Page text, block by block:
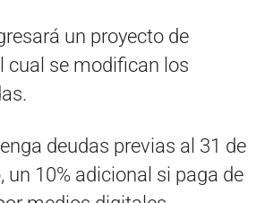
un proyecto de
cual se modifican los
deudas previas al 31 de
un 10% adicional si paga de